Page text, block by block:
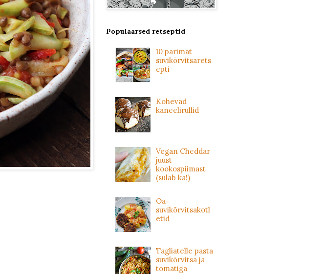
Populaarsed retseptid
10 parimat
suvikõrvitsarets
epti
Kohevad
kaneelirullid
Vegan Cheddar
juust
kookospiimast
(sulab ka!)
Oa-
suvikõrvitsakotl
etid
Tagliatelle pasta
suvikõrvitsa ja
tomatiga